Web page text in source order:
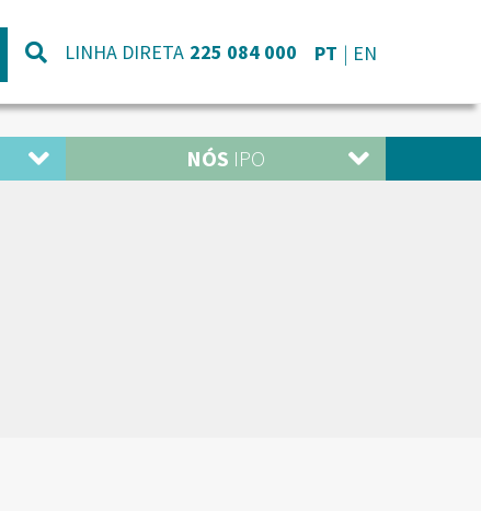
LINHA DIRETA 225 084 000 PT EN
NÓS IPO